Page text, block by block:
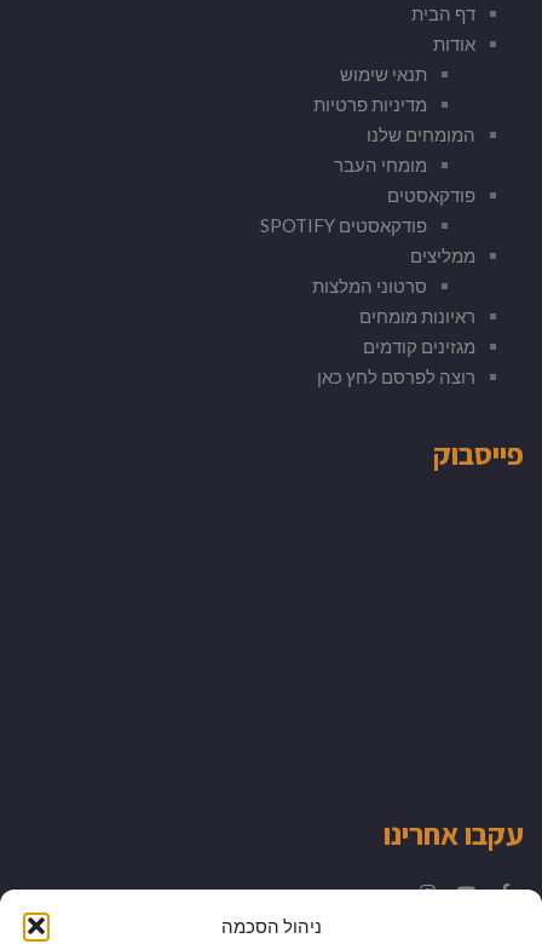
ניהול הסכמה
דף הבית
אודות
תנאי שימוש
מדיניות פרטיות
המומחים שלנו
מומחי העבר
פודקאסטים
פודקאסטים SPOTIFY
ממליצים
סרטוני המלצות
ראיונות מומחים
מגזינים קודמים
רוצה לפרסם לחץ כאן
פייסבוק
עקבו אחרינו